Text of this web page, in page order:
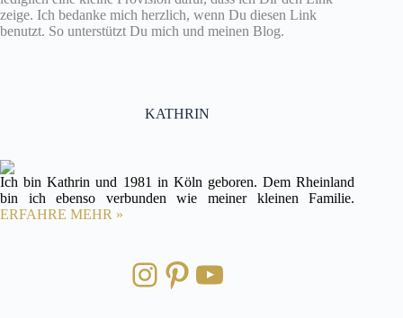
zeige. Ich bedanke mich herzlich, wenn Du diesen Link
benutzt. So unterstützt Du mich und meinen Blog.
KATHRIN
Ich bin Kathrin und 1981 in Köln geboren. Dem Rheinland
bin ich ebenso verbunden wie meiner kleinen Familie.
ERFAHRE MEHR »
Instagram
Pinterest
YouTube